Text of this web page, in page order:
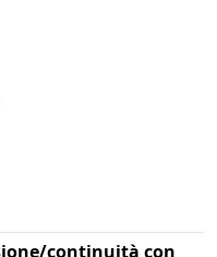
continuità con